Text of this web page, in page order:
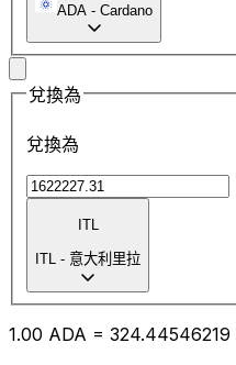
ADA - Cardano
兌換為
兌換為
ITL
ITL - 意大利里拉
1.00 ADA = 324.44546219